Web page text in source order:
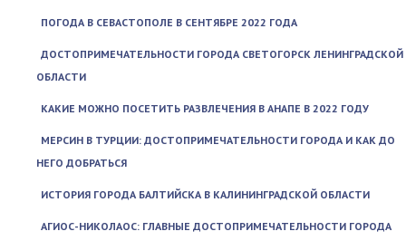
ПОГОДА В СЕВАСТОПОЛЕ В СЕНТЯБРЕ 2022 ГОДА
ДОСТОПРИМЕЧАТЕЛЬНОСТИ ГОРОДА СВЕТОГОРСК ЛЕНИНГРАДСКОЙ
ОБЛАСТИ
КАКИЕ МОЖНО ПОСЕТИТЬ РАЗВЛЕЧЕНИЯ В АНАПЕ В 2022 ГОДУ
МЕРСИН В ТУРЦИИ: ДОСТОПРИМЕЧАТЕЛЬНОСТИ ГОРОДА И КАК ДО
НЕГО ДОБРАТЬСЯ
ИСТОРИЯ ГОРОДА БАЛТИЙСКА В КАЛИНИНГРАДСКОЙ ОБЛАСТИ
АГИОС-НИКОЛАОС: ГЛАВНЫЕ ДОСТОПРИМЕЧАТЕЛЬНОСТИ ГОРОДА